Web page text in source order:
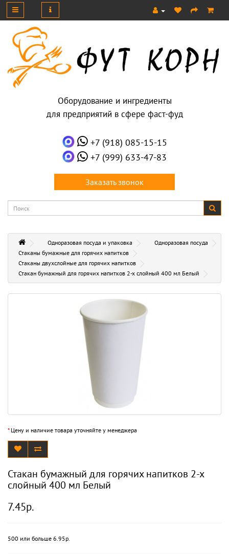
Оборудование и ингредиенты
для предприятий в сфере фаст-фуд
+7 (918) 085-15-15
+7 (999) 633-47-83
Заказать звонок
Одноразовая посуда и упаковка
Одноразовая посуда
Стаканы бумажные для горячих напитков
Стаканы двухслойные для горячих напитков
Стакан бумажный для горячих напитков 2-х слойный 400 мл Белый
*Цену и наличие товара уточняйте у менеджера
Стакан бумажный для горячих напитков 2-х
слойный 400 мл Белый
7.45р.
500 или больше 6.95р.